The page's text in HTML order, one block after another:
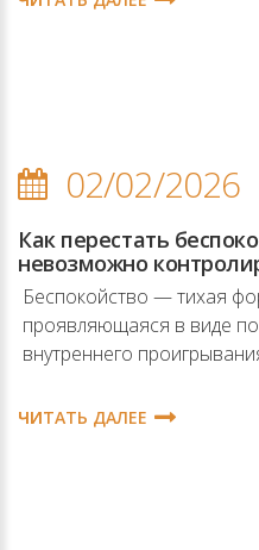
02/02/2026
Как перестать
невозможно
Беспокойство — тихая
проявляющаяся в виде
внутреннего
ЧИТАТЬ ДАЛЕЕ